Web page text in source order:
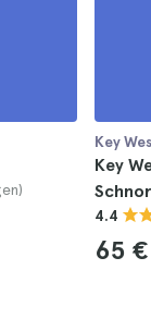
Key
Key
4.4
65 €